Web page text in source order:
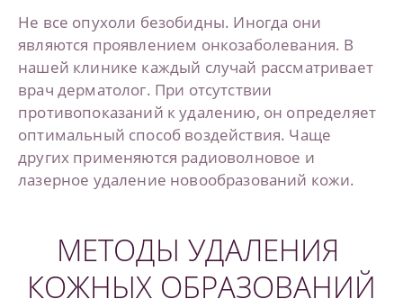
Не все опухоли безобидны. Иногда они
являются проявлением онкозаболевания. В
нашей клинике каждый случай рассматривает
врач дерматолог. При отсутствии
противопоказаний к удалению, он определяет
оптимальный способ воздействия. Чаще
других применяются радиоволновое и
лазерное удаление новообразований кожи.
МЕТОДЫ УДАЛЕНИЯ
КОЖНЫХ ОБРАЗОВАНИЙ